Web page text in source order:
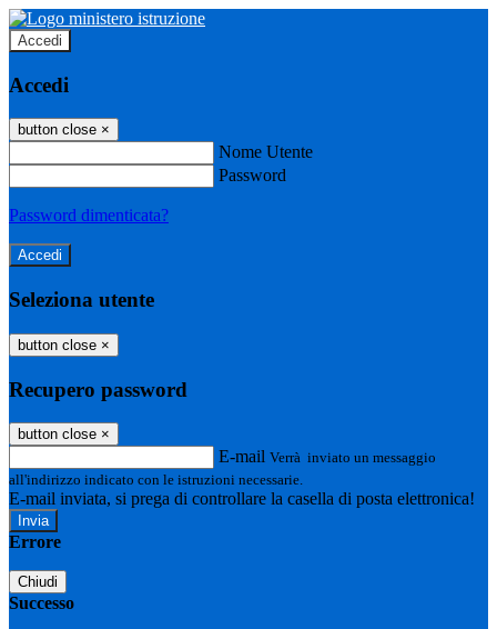
Accedi
Accedi
button close ×
Nome Utente
Password
Password dimenticata?
Seleziona utente
button close ×
Recupero password
button close ×
E-mail Verrà inviato un messaggio
all'indirizzo indicato con le istruzioni necessarie.
E-mail inviata, si prega di controllare la casella di posta elettronica!
Errore
Chiudi
Successo